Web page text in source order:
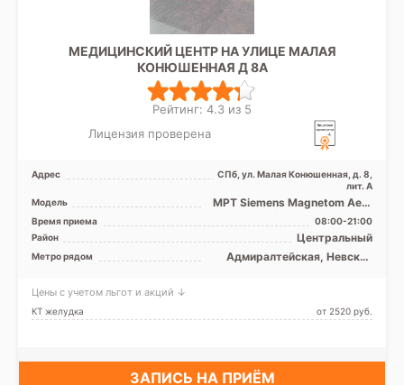
МЕДИЦИНСКИЙ ЦЕНТР НА УЛИЦЕ МАЛАЯ
КОНЮШЕННАЯ Д 8А
Рейтинг: 4.3 из 5
Лицензия проверена
Адрес
СПб, ул. Малая Конюшенная, д. 8,
лит. А
Модель
МРТ Siemens Magnetom Aero
1.5 Т, КТ Philips Ingenuity Elite
128 срезов
Время приема
08:00-21:00
Район
Центральный
Метро рядом
Адмиралтейская, Невский
Цены с учетом льгот и акций ↓
КТ желудка от 2520 pуб.
ЗАПИСЬ НА ПРИЁМ